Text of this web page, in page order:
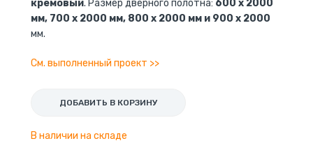
кремовый. Размер дверного полотна: 600 x 2000
мм, 700 x 2000 мм, 800 x 2000 мм и 900 x 2000
мм.
См. выполненный проект >>
ДОБАВИТЬ В КОРЗИНУ
В наличии на складе